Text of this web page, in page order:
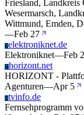
Friesland, Landkreis
Wesermarsch,
Wittmund, Emden,
—Feb 27
Eelektroniknet.de
Elektroniknet—Feb
Hhorizont.net
HORIZONT -
Agenturen—Apr 5
Ttvinfo.de
Fernsehprogramm